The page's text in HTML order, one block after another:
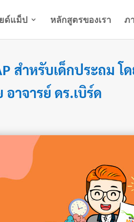
ด์แม็ป หลักสูตรของเรา ภ
สำหรับเด็กประถม โ
อาจารย์ ดร.เบิร์ด